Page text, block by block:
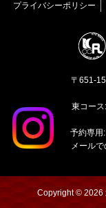
プライバシーポリシー
〒651-
東コー
予約専
メール
Copyright © 2026